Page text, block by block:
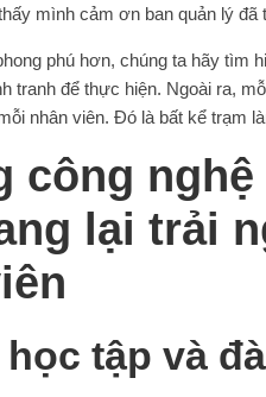
mình cảm ơn ban quản lý
phú hơn, chúng ta hãy tìm
tranh để thực hiện. Ngoài ra,
nhân viên. Đó là bất kể trạm
công
lại trải
tập và